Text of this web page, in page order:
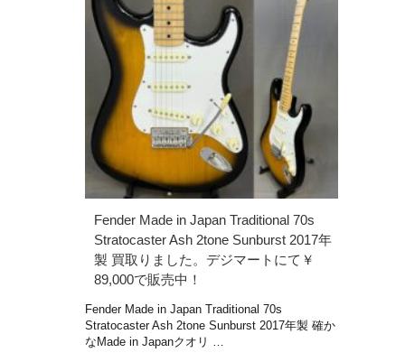
Fender Made in Japan Traditional 70s
Stratocaster Ash 2tone Sunburst 2017年
製 買取りました。デジマートにて￥
89,000で販売中！
Fender Made in Japan Traditional 70s
Stratocaster Ash 2tone Sunburst 2017年製 確か
なMade in Japanクオリ …